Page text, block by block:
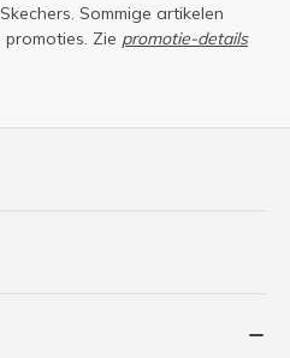
Sommige artikelen
Zie promotie-details